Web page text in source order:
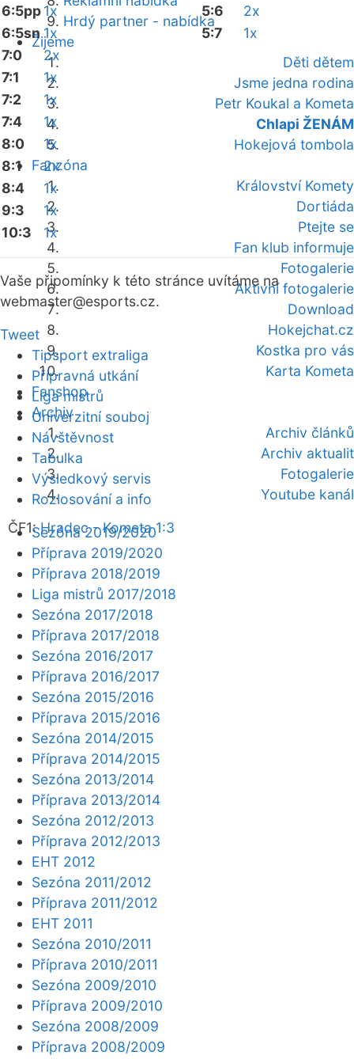
Hrdý partner - nabídka
Žijeme
Děti dětem
Jsme jedna rodina
Petr Koukal a Kometa
Chlapi ŽENÁM
Hokejová tombola
Fanzóna
Království Komety
Dortiáda
Ptejte se
Fan klub informuje
Fotogalerie
Aktivní fotogalerie
Download
Hokejchat.cz
Kostka pro vás
Karta Kometa
Fanshop
Archiv
Archiv článků
Archiv aktualit
Fotogalerie
Youtube kanál
ČF1:Hradec - Kometa 1:3
6:5pp1x
6:5sn 1x
7:0
2x
7:1
1x
7:2
1x
7:4
1x
8:0
1x
8:1
2x
8:4
1x
9:3
1x
10:3
1x
5:6
2x
5:7
1x
Vaše připomínky k této stránce uvítáme na
webmaster@esports.cz.
Tweet
Tipsport extraliga
Přípravná utkání
Liga mistrů
Univerzitní souboj
Návštěvnost
Tabulka
Výsledkový servis
Rozlosování a info
Sezóna 2019/2020
Příprava 2019/2020
Příprava 2018/2019
Liga mistrů 2017/2018
Sezóna 2017/2018
Příprava 2017/2018
Sezóna 2016/2017
Příprava 2016/2017
Sezóna 2015/2016
Příprava 2015/2016
Sezóna 2014/2015
Příprava 2014/2015
Sezóna 2013/2014
Příprava 2013/2014
Sezóna 2012/2013
Příprava 2012/2013
EHT 2012
Sezóna 2011/2012
Příprava 2011/2012
EHT 2011
Sezóna 2010/2011
Příprava 2010/2011
Sezóna 2009/2010
Příprava 2009/2010
Sezóna 2008/2009
Příprava 2008/2009